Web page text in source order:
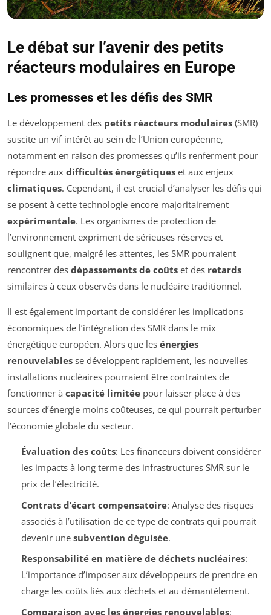
Le débat sur l’avenir des petits
réacteurs modulaires en Europe
Les promesses et les défis des SMR
Le développement des petits réacteurs modulaires (SMR)
suscite un vif intérêt au sein de l’Union européenne,
notamment en raison des promesses qu’ils renferment pour
répondre aux difficultés énergétiques et aux enjeux
climatiques. Cependant, il est crucial d’analyser les défis qui
se posent à cette technologie encore majoritairement
expérimentale. Les organismes de protection de
l’environnement expriment de sérieuses réserves et
soulignent que, malgré les attentes, les SMR pourraient
rencontrer des dépassements de coûts et des retards
similaires à ceux observés dans le nucléaire traditionnel.
Il est également important de considérer les implications
économiques de l’intégration des SMR dans le mix
énergétique européen. Alors que les énergies
renouvelables se développent rapidement, les nouvelles
installations nucléaires pourraient être contraintes de
fonctionner à capacité limitée pour laisser place à des
sources d’énergie moins coûteuses, ce qui pourrait perturber
l’économie globale du secteur.
Évaluation des coûts: Les financeurs doivent considérer
les impacts à long terme des infrastructures SMR sur le
prix de l’électricité.
Contrats d’écart compensatoire: Analyse des risques
associés à l’utilisation de ce type de contrats qui pourrait
devenir une subvention déguisée.
Responsabilité en matière de déchets nucléaires:
L’importance d’imposer aux développeurs de prendre en
charge les coûts liés aux déchets et au démantèlement.
Comparaison avec les énergies renouvelables: